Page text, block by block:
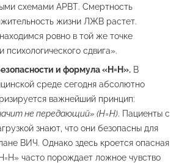
схемами АРВТ. Смертность
жизни ЛЖВ растет.
ровно в той же точке
психологического сдвига».
и формула «Н=Н». В
среде сегодня абсолютно
важнейший принцип:
не передающий» (Н=Н). Пациенты с
знают, что они безопасны для
ВИЧ. Однако здесь кроется опасная
часто порождает ложное чувство